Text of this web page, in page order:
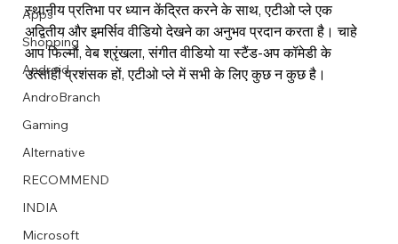
Image Title
Describe your image here
Image Title
Describe your image here
Image Title
Describe your image here
Image Title
Describe your image here
Image Title
Describe your image here
Image Title
Describe your image here
Image Title
Describe your image here
Video Title
Describe your video here
Image Title
Describe your image here
Image Title
Describe your image here
Image Title
Describe your image here
Video Title
Describe your video here
Apps
Shopping
Android
AndroBranch
Gaming
Alternative
RECOMMEND
INDIA
Microsoft
स्थानीय प्रतिभा पर ध्यान केंद्रित करने के साथ, एटीओ प्ले एक
अद्वितीय और इमर्सिव वीडियो देखने का अनुभव प्रदान करता है। चाहे
आप फिल्मों, वेब श्रृंखला, संगीत वीडियो या स्टैंड-अप कॉमेडी के
उत्साही प्रशंसक हों, एटीओ प्ले में सभी के लिए कुछ न कुछ है।